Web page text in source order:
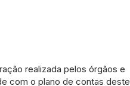
realizada pelos órgãos e
com o plano de contas deste